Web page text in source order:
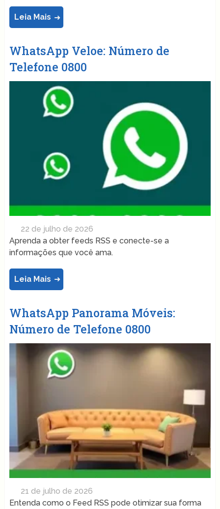
Leia Mais
WhatsApp Veloe: Número de
Telefone 0800
22 de julho de 2026
Aprenda a obter feeds RSS e conecte-se a
informações que você ama.
Leia Mais
WhatsApp Panorama Móveis:
Número de Telefone 0800
21 de julho de 2026
Entenda como o Feed RSS pode otimizar sua forma